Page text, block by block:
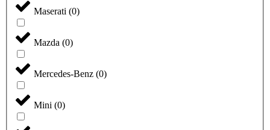
Maserati (0)
Mazda (0)
Mercedes-Benz (0)
Mini (0)